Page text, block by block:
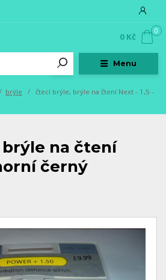
Menu
0
0 Kč
brýle
čtecí brýle, brýle na čtení Next - 1,5 -
na čtení
černý